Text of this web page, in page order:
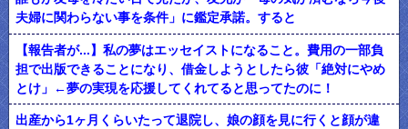
夫婦に関わらない事を条件」に鑑定承諾。すると
【報告者が...】私の夢はエッセイストになること。費用の一部負
担で出版できることになり、借金しようとしたら彼「絶対にやめ
とけ」←夢の実現を応援してくれてると思ってたのに！
出産から1ヶ月くらいたって退院し、娘の顔を見に行くと顔が違